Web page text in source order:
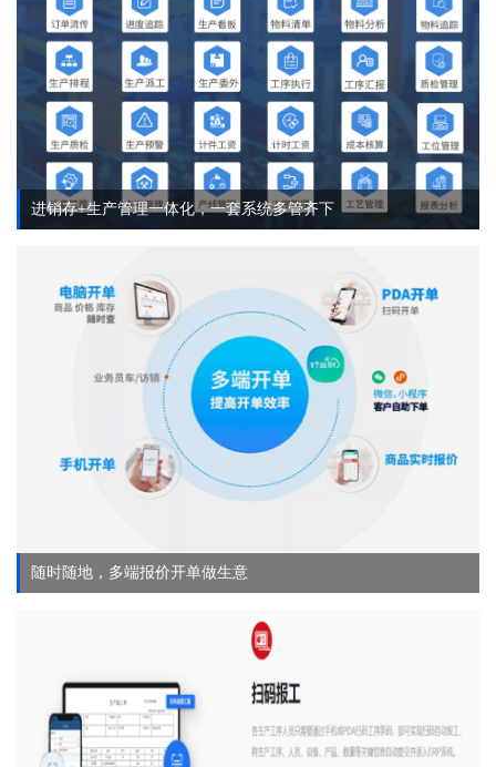
进销存+生产管理一体化，一套系统多管齐下
随时随地，多端报价开单做生意